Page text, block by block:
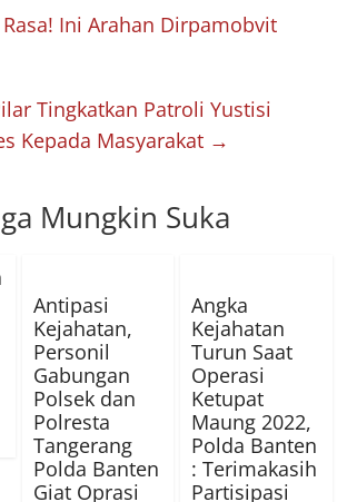
Ini Arahan Dirpamobvit
Tingkatkan Patroli Yustisi
Kepada Masyarakat →
Mungkin Suka
Antipasi
Kejahatan,
Personil
Gabungan
Polsek dan
Polresta
Tangerang
Polda Banten
Giat Oprasi
Angka
Kejahatan
Turun Saat
Operasi
Ketupat
Maung 2022,
Polda Banten
: Terimakasih
Partisipasi